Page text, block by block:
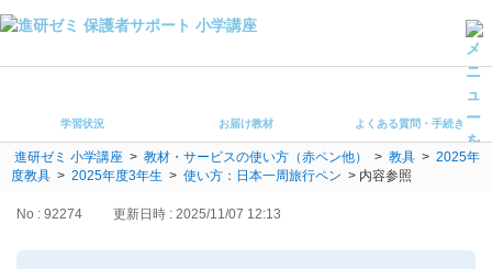
よくある質問・手続き
保護者サポート小学講座 トップ
登録情報の変更・各種お手続き
学習状況 お届け教材 よくある質問・手続き
進研ゼミ 小学講座 > 教材・サービスの使い方（赤ペン他） > 教具 > 2025年
度教具 > 2025年度3年生 > 使い方：日本一周旅行ペン > 内容参照
No : 92274 更新日時 : 2025/11/07 12:13